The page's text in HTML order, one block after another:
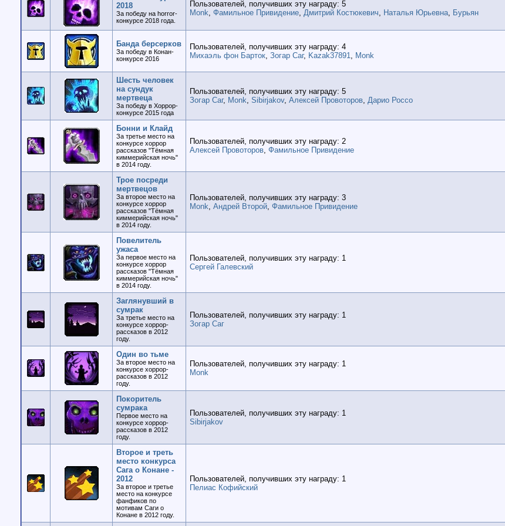
2018
За победу на horror-
конкурсе 2018 года.
Пользователей, получивших эту награду: 5
Monk, Фамильное Привидение, Дмитрий Костюкевич, Наталья Юрьевна, Бурьян
Банда берсерков
За победу в Конан-
конкурсе 2016
Пользователей, получивших эту награду: 4
Михаэль фон Барток, Зогар Саг, Kazak37891, Monk
Шесть человек
на сундук
мертвеца
За победу в Хоррор-
конкурсе 2015 года
Пользователей, получивших эту награду: 5
Зогар Саг, Monk, Sibirjakov, Алексей Провоторов, Дарио Россо
Бонни и Клайд
За третье место на
конкурсе хоррор
рассказов "Тёмная
киммерийская ночь"
в 2014 году.
Пользователей, получивших эту награду: 2
Алексей Провоторов, Фамильное Привидение
Трое посреди
мертвецов
За второе место на
конкурсе хоррор
рассказов "Тёмная
киммерийская ночь"
в 2014 году.
Пользователей, получивших эту награду: 3
Monk, Андрей Второй, Фамильное Привидение
Повелитель
ужаса
За первое место на
конкурсе хоррор
рассказов "Тёмная
киммерийская ночь"
в 2014 году.
Пользователей, получивших эту награду: 1
Сергей Галевский
Заглянувший в
сумрак
За третье место на
конкурсе хоррор-
рассказов в 2012
году.
Пользователей, получивших эту награду: 1
Зогар Саг
Один во тьме
За второе место на
конкурсе хоррор-
рассказов в 2012
году.
Пользователей, получивших эту награду: 1
Monk
Покоритель
сумрака
Первое место на
конкурсе хоррор-
рассказов в 2012
году.
Пользователей, получивших эту награду: 1
Sibirjakov
Второе и треть
место конкурса
Сага о Конане -
2012
За второе и третье
место на конкурсе
фанфиков по
мотивам Саги о
Конане в 2012 году.
Пользователей, получивших эту награду: 1
Пелиас Кофийский